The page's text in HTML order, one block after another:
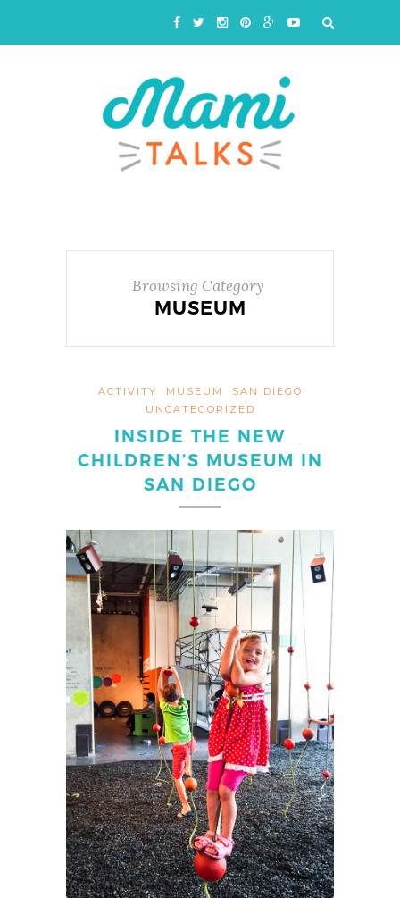
Browsing Category
MUSEUM
ACTIVITY MUSEUM
SAN DIEGO
UNCATEGORIZED
INSIDE THE NEW
CHILDREN’S MUSEUM IN
SAN DIEGO